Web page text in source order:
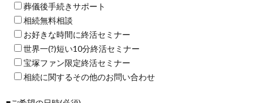
葬儀後手続きサポート
相続無料相談
お好きな時間に終活セミナー
世界一(?)短い10分終活セミナー
宝塚ファン限定終活セミナー
相続に関するその他のお問い合わせ